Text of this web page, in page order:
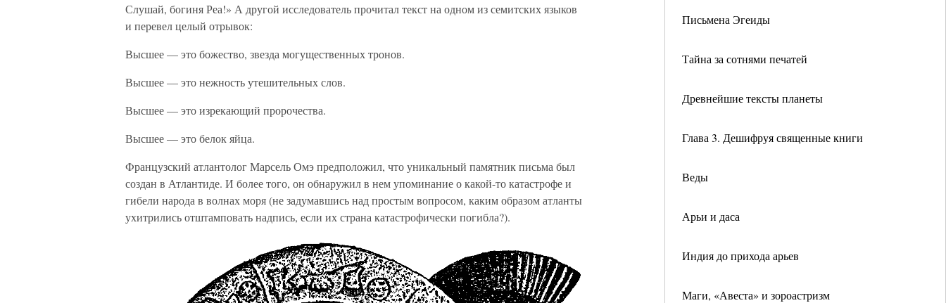
Письмена Эгеиды
Тайна за сотнями печатей
Древнейшие тексты планеты
Глава 3. Дешифруя священные книги
Веды
Арьи и даса
Индия до прихода арьев
Маги, «Авеста» и зороастризм
Слушай, богиня Реа!» А другой исследователь прочитал текст на одном из семитских языков
и перевел целый отрывок:
Высшее — это божество, звезда могущественных тронов.
Высшее — это нежность утешительных слов.
Высшее — это изрекающий пророчества.
Высшее — это белок яйца.
Французский атлантолог Марсель Омэ предположил, что уникальный памятник письма был
создан в Атлантиде. И более того, он обнаружил в нем упоминание о какой-то катастрофе и
гибели народа в волнах моря (не задумавшись над простым вопросом, каким образом атланты
ухитрились отштамповать надпись, если их страна катастрофически погибла?).